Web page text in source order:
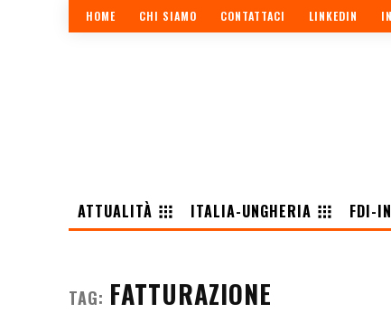
HOME CHI SIAMO CONTATTACI LINKEDIN
ATTUALITÀ
ITALIA-UNGHERIA FDI-
TAG: FATTURAZIONE